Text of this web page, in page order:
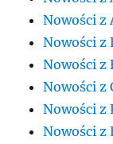
Nowości z
Nowości z
Nowości z
Nowości z
Nowości z
Nowości z